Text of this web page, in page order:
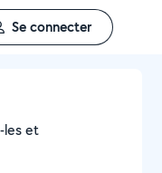
Se connecter
les et